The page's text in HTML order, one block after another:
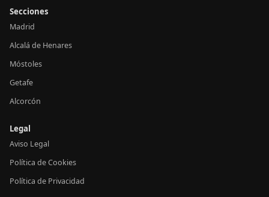
Secciones
Madrid
Alcalá de Henares
Móstoles
Getafe
Alcorcón
Legal
Aviso Legal
Política de Cookies
Política de Privacidad